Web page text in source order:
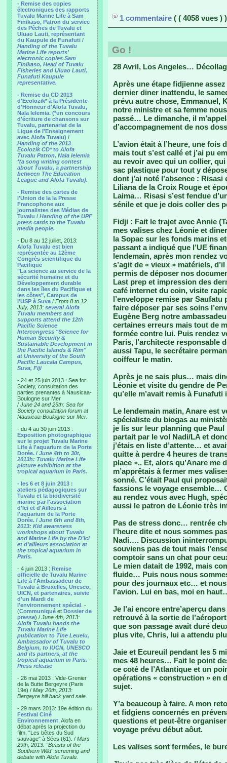
- Remise des copies
électroniques des rapports
Tuvalu Marine Life à Sam
Finikaso, Patron du service
des Pêches de Tuvalu et
Uluao Lauti, représentant
du Kaupule de Funafuti /
Handing of the Tuvalu
Marine Life reports’
electronic copies Sam
Finikaso, Head of Tuvalu
Fisheries and Uluao Lauti,
Funafuti Kaupule
representative.
- Remise du CD 2013
d'Ecolozik* à la Présidente
d'Honneur d'Alofa Tuvalu,
Nala Ielemia. (*un concours
d'écriture de chansons sur
Tuvalu, partenariat de la
Ligue de l'Enseignement
avec Alofa Tuvalu) /
Handing of the 2013
Ecolozik CD* to Alofa
Tuvalu Patron, Nala Ielemia
*(a song writing contest
about Tuvalu, a partnership
between The Education
League and Alofa Tuvalu).
- Remise des cartes de
l'Union de la la Presse
Francophone aux
journalistes des Médias de
Tuvalu / Handing of the UPF
press cards to the Tuvalu
media people.
- Du 8 au 12 juillet, 2013:
Alofa Tuvalu est bien
représentée au 12ème
Congrès scientifique du
Pacifique
"La science au service de la
sécurité humaine et du
Développement durable
dans les îles du Pacifique et
les côtes", Campus de
l'USP à Suva / From 8 to 12
July, 2013: several Alofa
Tuvalu members and
supports attend the 12th
Pacific Science
Intercongress "Science for
Human Security &
Sustainable Development in
the Pacific Islands & Rim"
at University of the South
Pacific Laucala Campus,
Suva, Fiji
- 24 et 25 juin 2013 : Sea for
Society, consultation des
parties prenantes à Nausicaa-
Boulogne sur Mer
/ June 24 and 25th: Sea for
Society consultation forum at
Nausicaa-Boulogne sur Mer.
- du 4 au 30 juin 2013 :
Exposition photographique
sur le projet Tuvalu Marine
Life à l'aquarium de la Porte
Dorée. / June 4th to 30t,
2013h: Tuvalu Marine Life
picture exhibition at the
tropical aquarium in Paris.
- les 6 et 8 juin 2013 :
ateliers pédagogiques sur
Tuvalu et la biodiversité
marine par l'association
d'Ici et d'Ailleurs à
l'aquarium de la Porte
Dorée. / June 6th and 8th,
2013: Kid awareness
workshops about Tuvalu
and Marine Life by the D'Ici
et d'ailleurs association at
the tropical aquarium in
Paris.
- 4 juin 2013 : Remise
officielle de Tuvalu Marine
Life à l'Ambassadeur de
Tuvalu à Bruxelles, Unesco,
UICN, et partenaires, suivie
d'un Mardi de
l'environnement spécial . -
(Communiqué et Dossier de
presse) / June 4th, 2013:
Alofa Tuvalu hands the
Tuvalu Marine Life
publication to Tine Leuelu,
Ambassador of Tuvalu to
Belgium, to IUCN, UNESCO
and its partners, at the
tropical aquarium in Paris. -
Press release
- 26 mai 2013 : Vide-Grenier
de la Butte Bergeyre (Paris
19e) / May 26th, 2013:
Bergeyre hill back yard sale.
- 29 mars 2013: 19e édition du
Festival Ciné
Environnement , Alofa en
débat après la projection du
film, "Les bêtes du Sud
sauvage" à Sées (61). / Mars
29th, 2013: "Beasts of the
Southern Wild" screening and
debate with Alofa Tuvalu.
1 commentaire ( ( 4058 vues ) )
Go !
28 Avril, Los Angeles…
Après une étape fidjienne
dernier diner inattendu, le
prévu autre chose,
notre ministre et sa femme
passé… Le dimanche, il
d’accompagnement de nos
L’avion était à l’heure, une
mais tout s’est callé et j’ai pu
au revoir avec qui un collier,
sac plastique pour tout y
dont j’ai noté l’absence :
Liliana de la Croix Rouge et
Laima… Risasi s’est fendue
sénile et que je dois coller des
Fidji : Fait le trajet avec Annie
mes valises chez Léonie et
la Sopac sur les fonds marins
passant a indiqué que l’UE
lendemain, après mon rendez
s’agit de « vieux » matériels,
permis de déposer nos
Last prep et impression des
café internet du coin, visite
l’enveloppe remise par
faire déposer par ses soins
Eugène Berg notre
certaines erreurs mais tout de
formée contre lui. Puis rendez
Paris, l’architecte responsable
aussi Tapu, le secrétaire
coiffeur le matin.
Après je ne sais plus… mais
Léonie et visite du gendre de
qu’elle m’avait remis à
Le lendemain matin, Anare est
spécialiste du biogas au
je lis sur leur planning que
partait par le vol Nadi/LA et
j’étais en liste d’attente… et
quitte à perdre 4 heures de
place ».. Et, alors qu’Anare me
m’apprêtais à fermer mes
sonné. C’était Paul qui
fassions le voyage ensemble…
au rendez vous avec Hugh,
aussi le patron de Léonie très
Pas de stress donc… rentrée
l’heure dite et nous sommes
Nadi…. Discussion
souviens pas de tout mais
comptoir sans un chat pour
Le mien datait de 1992, mais
fluide… Puis nous nous
pour des journaux etc… et
l’avion. Lui en bas, moi en
Je l’ai encore entre’aperçu
retrouvé à la sortie de
que son passage avait duré
plus vite, Chris, lui a attendu
Jaie et Ecureuil pendant les 5
mes 48 heures… Fait le point
ce coté de l’Atlantique et un
opérations « construction » en
sujet.
Y’a beaucoup à faire. A mon
et fidgiens concernés en
questions et peut-être
voyage prévu début aôut.
Les valises sont fermées, le